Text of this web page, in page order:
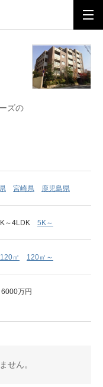
ン特集
ズの
宮崎県 鹿児島県
～4LDK 5K～
㎡ 120㎡～
万円
せん。